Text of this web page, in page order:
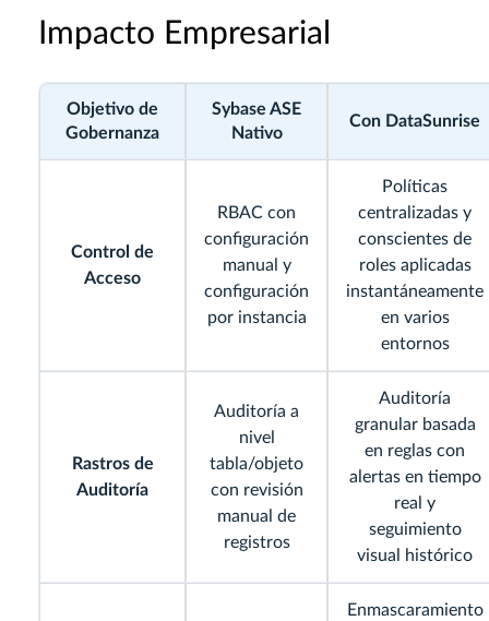
Impacto Empresarial
Objetivo de
Gobernanza
Sybase ASE
Nativo
Con DataSunrise
Control de
Acceso
RBAC con
configuración
manual y
configuración
por instancia
Políticas
centralizadas y
conscientes de
roles aplicadas
instantáneamente
en varios
entornos
Rastros de
Auditoría
Auditoría a
nivel
tabla/objeto
con revisión
manual de
registros
Auditoría
granular basada
en reglas con
alertas en tiempo
real y
seguimiento
visual histórico
Enmascaramiento